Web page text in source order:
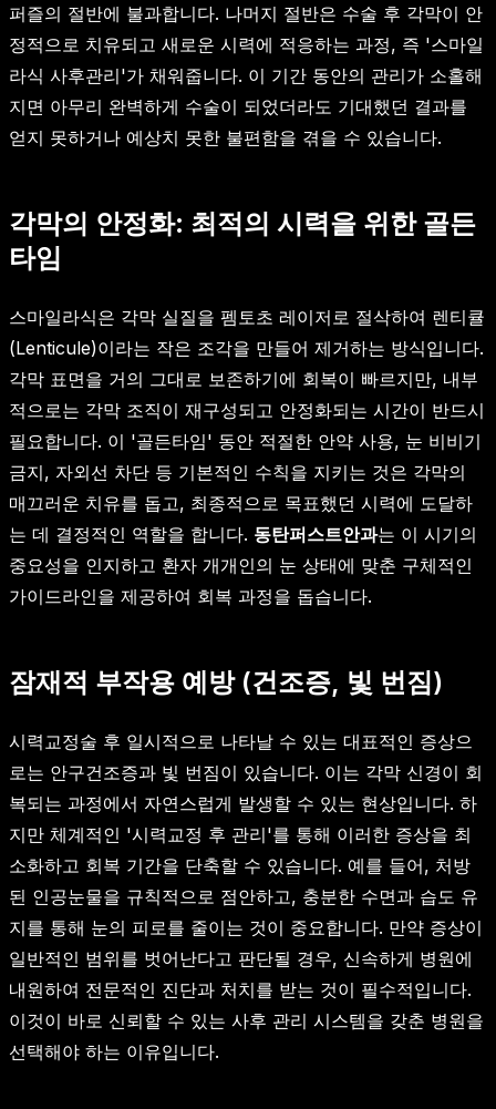
퍼즐의 절반에 불과합니다. 나머지 절반은 수술 후 각막이 안
정적으로 치유되고 새로운 시력에 적응하는 과정, 즉 '스마일
라식 사후관리'가 채워줍니다. 이 기간 동안의 관리가 소홀해
지면 아무리 완벽하게 수술이 되었더라도 기대했던 결과를
얻지 못하거나 예상치 못한 불편함을 겪을 수 있습니다.
각막의 안정화: 최적의 시력을 위한 골든
타임
스마일라식은 각막 실질을 펨토초 레이저로 절삭하여 렌티큘
(Lenticule)이라는 작은 조각을 만들어 제거하는 방식입니다.
각막 표면을 거의 그대로 보존하기에 회복이 빠르지만, 내부
적으로는 각막 조직이 재구성되고 안정화되는 시간이 반드시
필요합니다. 이 '골든타임' 동안 적절한 안약 사용, 눈 비비기
금지, 자외선 차단 등 기본적인 수칙을 지키는 것은 각막의
매끄러운 치유를 돕고, 최종적으로 목표했던 시력에 도달하
는 데 결정적인 역할을 합니다. 동탄퍼스트안과는 이 시기의
중요성을 인지하고 환자 개개인의 눈 상태에 맞춘 구체적인
가이드라인을 제공하여 회복 과정을 돕습니다.
잠재적 부작용 예방 (건조증, 빛 번짐)
시력교정술 후 일시적으로 나타날 수 있는 대표적인 증상으
로는 안구건조증과 빛 번짐이 있습니다. 이는 각막 신경이 회
복되는 과정에서 자연스럽게 발생할 수 있는 현상입니다. 하
지만 체계적인 '시력교정 후 관리'를 통해 이러한 증상을 최
소화하고 회복 기간을 단축할 수 있습니다. 예를 들어, 처방
된 인공눈물을 규칙적으로 점안하고, 충분한 수면과 습도 유
지를 통해 눈의 피로를 줄이는 것이 중요합니다. 만약 증상이
일반적인 범위를 벗어난다고 판단될 경우, 신속하게 병원에
내원하여 전문적인 진단과 처치를 받는 것이 필수적입니다.
이것이 바로 신뢰할 수 있는 사후 관리 시스템을 갖춘 병원을
선택해야 하는 이유입니다.